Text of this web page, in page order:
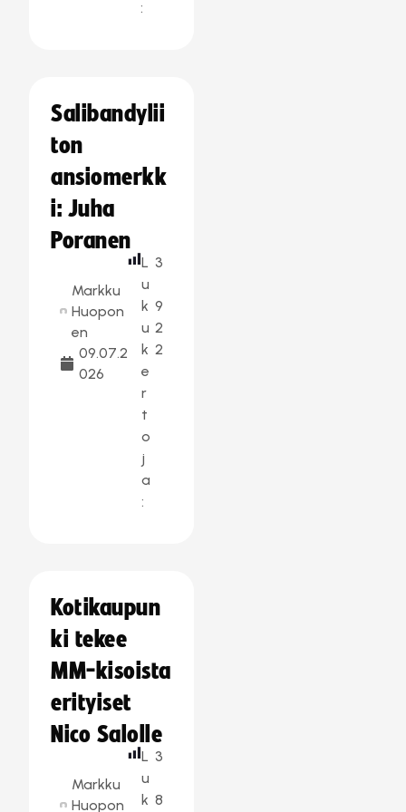
:
Salibandylii
ton
ansiomerkk
i: Juha
Poranen
Markku
Huopon
en
09.07.2
026
L
u
k
u
k
e
r
t
o
j
a
:
3
9
2
2
Kotikaupun
ki tekee
MM-kisoista
erityiset
Nico Salolle
Markku
Huopon
L
u
k
3
8